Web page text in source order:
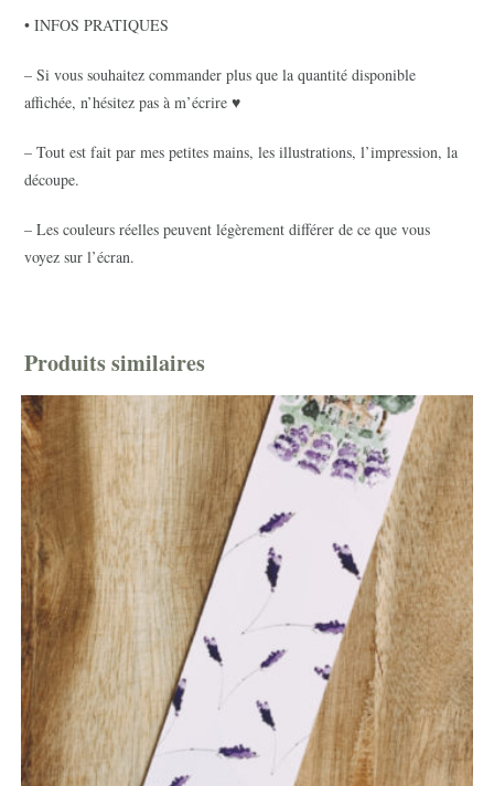
• INFOS PRATIQUES
– Si vous souhaitez commander plus que la quantité disponible
affichée, n’hésitez pas à m’écrire ♥
– Tout est fait par mes petites mains, les illustrations, l’impression, la
découpe.
– Les couleurs réelles peuvent légèrement différer de ce que vous
voyez sur l’écran.
Produits similaires